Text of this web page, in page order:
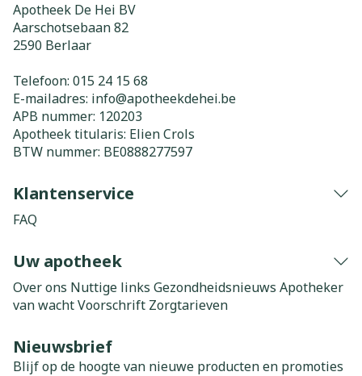
Apotheek De Hei BV
Aarschotsebaan 82
2590 Berlaar
Telefoon: 015 24 15 68
E-mailadres: info@apotheekdehei.be
APB nummer: 120203
Apotheek titularis: Elien Crols
BTW nummer: BE0888277597
Klantenservice
FAQ
Uw apotheek
Over ons Nuttige links Gezondheidsnieuws Apotheker
van wachtVoorschrift Zorgtarieven
Nieuwsbrief
Blijf op de hoogte van nieuwe producten en promoties